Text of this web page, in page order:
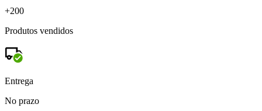
+200
Produtos vendidos
Entrega
No prazo